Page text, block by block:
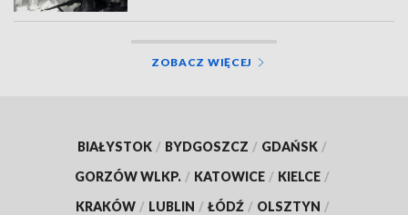
ZOBACZ WIĘCEJ
BIAŁYSTOK / BYDGOSZCZ / GDAŃSK /
GORZÓW WLKP. / KATOWICE / KIELCE /
KRAKÓW / LUBLIN / ŁÓDŹ / OLSZTYN /